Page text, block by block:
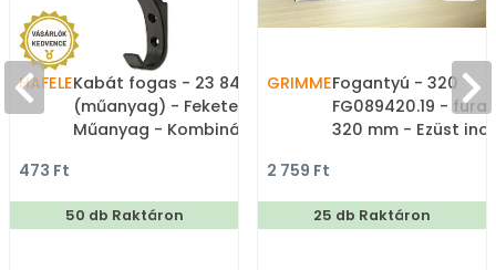
HAFELEKabát fogas - 23 843.17
(műanyag) - Fekete -
Műanyag - Kombinált,
473 Ft
50 db Raktáron
GRIMMEFogantyú - 320
FG089420.19 -
320 mm - Ezüst inox
gyártott fém
bútorfogantyú
2 759 Ft
25 db Raktáron